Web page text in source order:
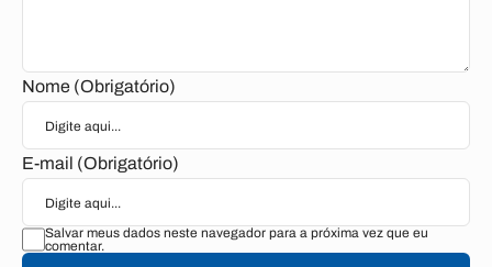
Nome (Obrigatório)
E-mail (Obrigatório)
Salvar meus dados neste navegador para a próxima vez que eu
comentar.